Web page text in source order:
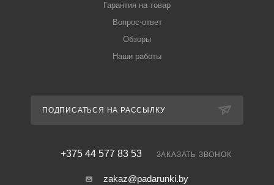
Гарантия на товар
Вопрос-ответ
Обзоры
Наши работы
ПОДПИСАТЬСЯ НА РАССЫЛКУ
+375 44 577 83 53 ЗАКАЗАТЬ ЗВОНОК
zakaz@padarunki.by